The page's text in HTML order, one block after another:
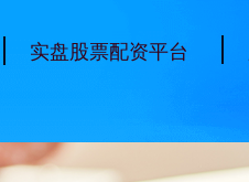
实盘股票配资平台